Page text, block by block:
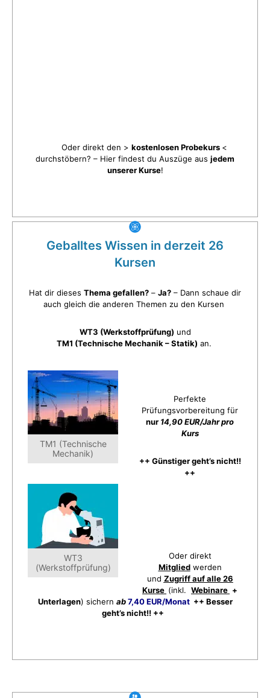
Oder direkt den > kostenlosen Probekurs <
durchstöbern? – Hier findest du Auszüge aus jedem
unserer Kurse!
Geballtes Wissen in derzeit 26
Kursen
Hat dir dieses Thema gefallen? – Ja? – Dann schaue dir
auch gleich die anderen Themen zu den Kursen
WT3 (Werkstoffprüfung) und
TM1 (Technische Mechanik – Statik) an.
TM1 (Technische
Mechanik)
WT3
(Werkstoffprüfung)
Perfekte
Prüfungsvorbereitung für
nur 14,90 EUR/Jahr pro
Kurs
++ Günstiger geht’s nicht!!
++
Oder direkt
Mitgliedwerden
und Zugriff auf alle 26
Kurse (inkl. Webinare +
Unterlagen) sichern ab7,40 EUR/Monat++ Besser
geht’s nicht!! ++